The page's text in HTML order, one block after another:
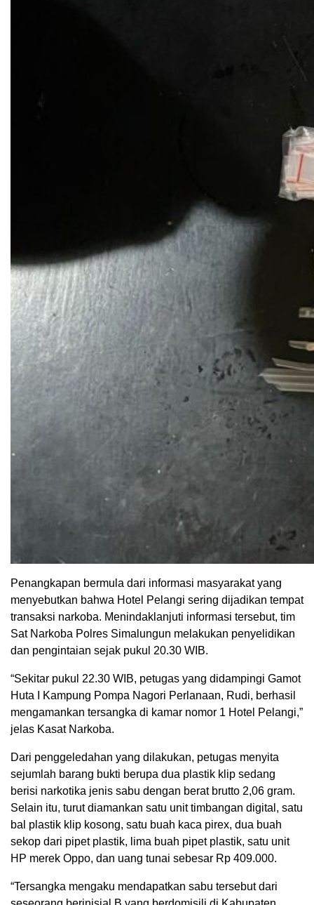
Penangkapan bermula dari informasi masyarakat yang
menyebutkan bahwa Hotel Pelangi sering dijadikan tempat
transaksi narkoba. Menindaklanjuti informasi tersebut, tim
Sat Narkoba Polres Simalungun melakukan penyelidikan
dan pengintaian sejak pukul 20.30 WIB.
“Sekitar pukul 22.30 WIB, petugas yang didampingi Gamot
Huta I Kampung Pompa Nagori Perlanaan, Rudi, berhasil
mengamankan tersangka di kamar nomor 1 Hotel Pelangi,”
jelas Kasat Narkoba.
Dari penggeledahan yang dilakukan, petugas menyita
sejumlah barang bukti berupa dua plastik klip sedang
berisi narkotika jenis sabu dengan berat brutto 2,06 gram.
Selain itu, turut diamankan satu unit timbangan digital, satu
bal plastik klip kosong, satu buah kaca pirex, dua buah
sekop dari pipet plastik, lima buah pipet plastik, satu unit
HP merek Oppo, dan uang tunai sebesar Rp 409.000.
“Tersangka mengaku mendapatkan sabu tersebut dari